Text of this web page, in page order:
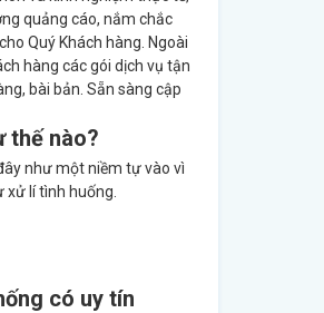
quảng cáo, nắm chắc
Quý Khách hàng. Ngoài
hàng các gói dịch vụ tận
bài bản. Sẵn sàng cập
thế nào?
như một niềm tự vào vì
lí tình huống.
có uy tín